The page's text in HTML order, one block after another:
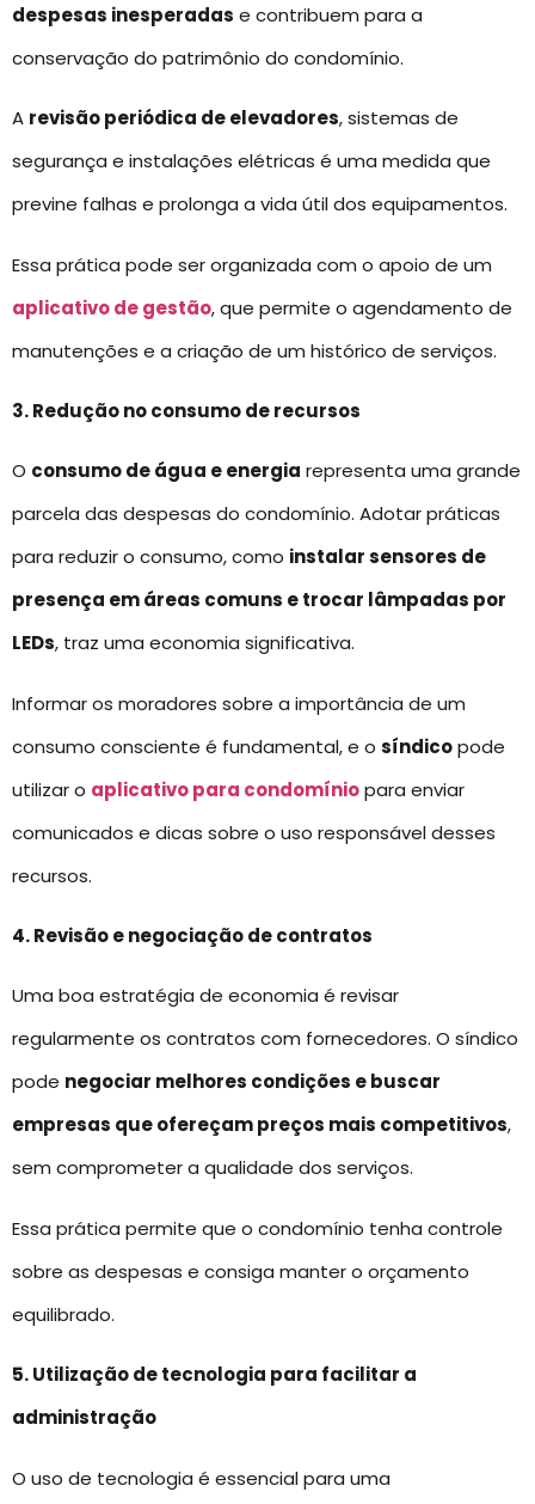
despesas inesperadas e contribuem para a
conservação do patrimônio do condomínio.
A revisão periódica de elevadores, sistemas de
segurança e instalações elétricas é uma medida que
previne falhas e prolonga a vida útil dos equipamentos.
Essa prática pode ser organizada com o apoio de um
aplicativo de gestão, que permite o agendamento de
manutenções e a criação de um histórico de serviços.
3. Redução no consumo de recursos
O consumo de água e energia representa uma grande
parcela das despesas do condomínio. Adotar práticas
para reduzir o consumo, como instalar sensores de
presença em áreas comuns e trocar lâmpadas por
LEDs, traz uma economia significativa.
Informar os moradores sobre a importância de um
consumo consciente é fundamental, e o síndicopode
utilizar o aplicativo para condomíniopara enviar
comunicados e dicas sobre o uso responsável desses
recursos.
4. Revisão e negociação de contratos
Uma boa estratégia de economia é revisar
regularmente os contratos com fornecedores. O síndico
pode negociar melhores condições e buscar
empresas que ofereçam preços mais competitivos,
sem comprometer a qualidade dos serviços.
Essa prática permite que o condomínio tenha controle
sobre as despesas e consiga manter o orçamento
equilibrado.
5. Utilização de tecnologia para facilitar a
administração
O uso de tecnologia é essencial para uma